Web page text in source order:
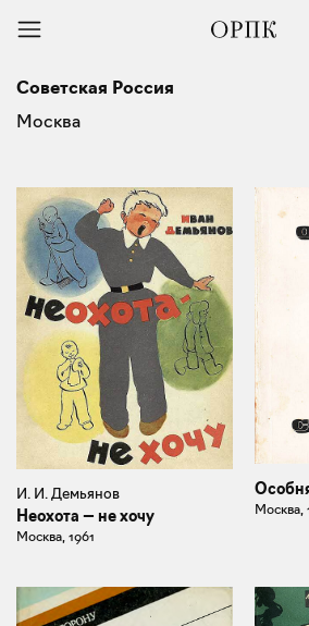
Советская Россия
Москва
И. И. Демьянов
Неохота — не хочу
Москва, 1961
Москва,